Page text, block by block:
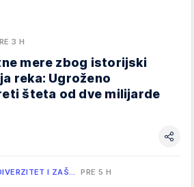
3 H
mere zbog istorijski
reka: Ugroženo
šteta od dve milijarde
I ZAŠ… PRE 5 H